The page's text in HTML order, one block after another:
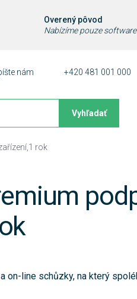
Overený pôvod
Nabízíme pouze
nám +420 481 001 000
Vyhľadať
rok
on-line schůzky, na který